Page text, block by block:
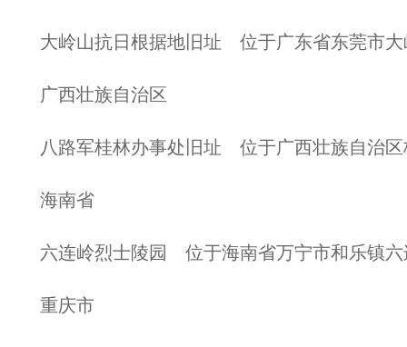
大岭山抗日根据地旧址 位于广东省东莞市大
广西壮族自治区
八路军桂林办事处旧址 位于广西壮族自治
海南省
六连岭烈士陵园 位于海南省万宁市和乐镇六
重庆市